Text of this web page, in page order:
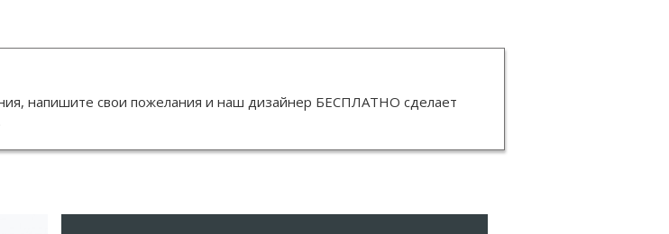
напишите свои пожелания и наш дизайнер БЕСПЛАТНО сделает